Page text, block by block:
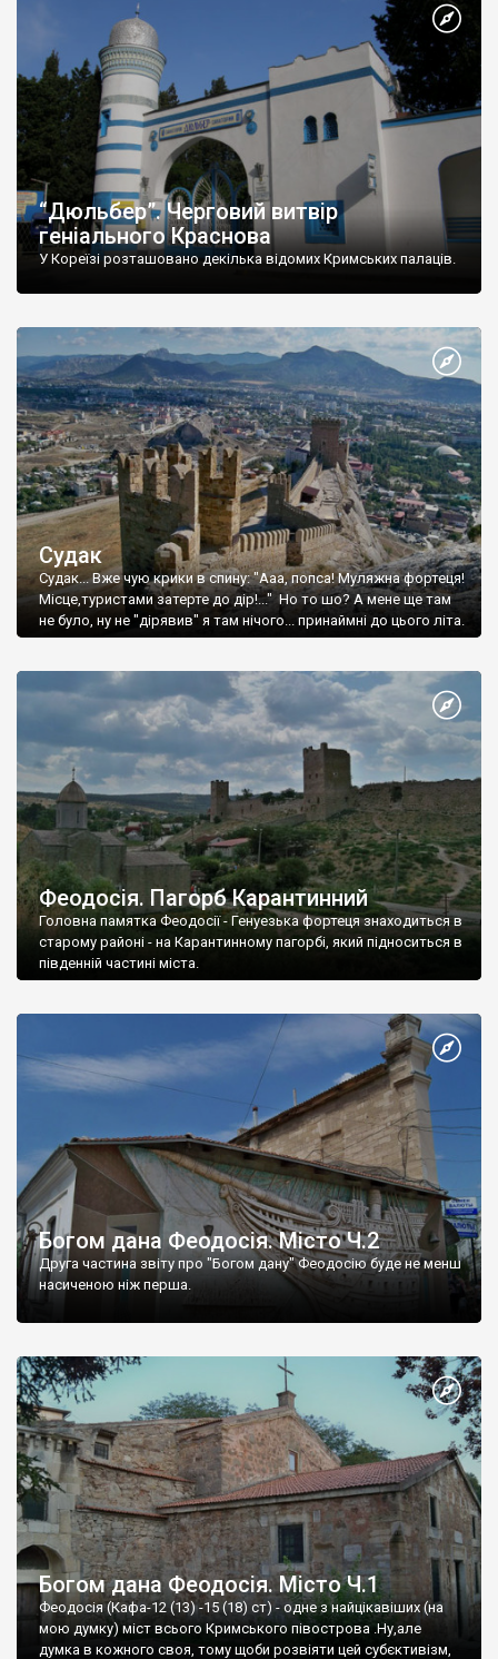
“Дюльбер”. Черговий витвір
геніального Краснова
У Кореїзі розташовано декілька відомих Кримських палаців.
Судак
Судак... Вже чую крики в спину: "Ааа, попса! Муляжна фортеця!
Місце,туристами затерте до дір!..." Но то шо? А мене ще там
не було, ну не "дірявив" я там нічого... принаймні до цього літа.
Феодосія. Пагорб Карантинний
Головна памятка Феодосії - Генуезька фортеця знаходиться в
старому районі - на Карантинному пагорбі, який підноситься в
південній частині міста.
Богом дана Феодосія. Місто Ч.2
Друга частина звіту про "Богом дану" Феодосію буде не менш
насиченою ніж перша.
Богом дана Феодосія. Місто Ч.1
Феодосія (Кафа-12 (13) -15 (18) ст) - одне з найцікавіших (на
мою думку) міст всього Кримського півострова .Ну,але
думка в кожного своя, тому щоби розвіяти цей субєктивізм,